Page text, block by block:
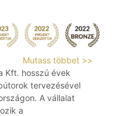
Mutass többet >>
Kft. hosszú évek
tervezésével
A vállalat
a